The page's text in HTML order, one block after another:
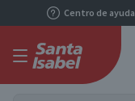
Centro de ayuda